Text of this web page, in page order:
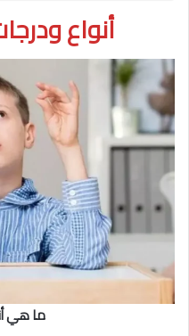
أنواع
ما هي